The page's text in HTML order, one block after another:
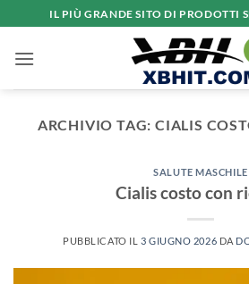
ai
contenuti
IL PIÙ GRANDE SITO DI PRODOTTI
ARCHIVIO TAG: CIALIS
SALUTE MASCHILE
Cialis costo con
PUBBLICATO IL 3 GIUGNO 2026 DA